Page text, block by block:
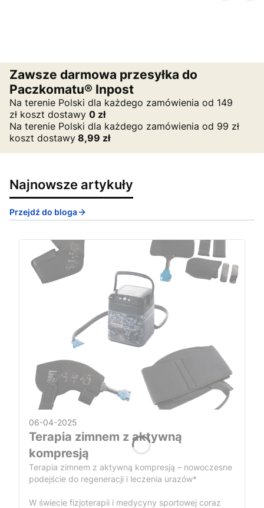
Zawsze darmowa przesyłka do
Paczkomatu® Inpost
Na terenie Polski dla każdego zamówienia od 149
zł koszt dostawy 0 zł
Na terenie Polski dla każdego zamówienia od 99 zł
koszt dostawy 8,99 zł
Najnowsze artykuły
Przejdź do bloga
06-04-2025
Terapia zimnem z aktywną
kompresją
Terapia zimnem z aktywną kompresją – nowoczesne
podejście do regeneracji i leczenia urazów*
W świecie fizjoterapii i medycyny sportowej coraz